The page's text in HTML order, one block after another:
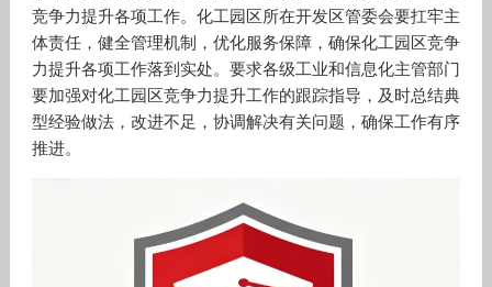
竞争力提升各项工作。化工园区所在开发区管委会要扛牢主
体责任，健全管理机制，优化服务保障，确保化工园区竞争
力提升各项工作落到实处。要求各级工业和信息化主管部门
要加强对化工园区竞争力提升工作的跟踪指导，及时总结典
型经验做法，改进不足，协调解决有关问题，确保工作有序
推进。